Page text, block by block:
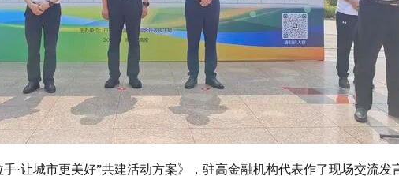
·让城市更美好”共建活动方案》，驻高金融机构代表作了现场交流发